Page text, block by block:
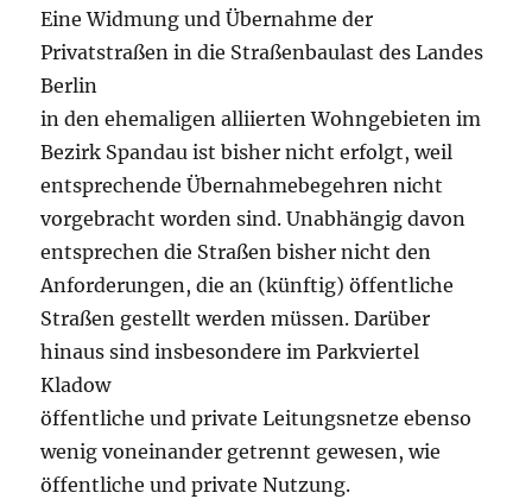
Eine Widmung und Übernahme der
Privatstraßen in die Straßenbaulast des Landes
Berlin
in den ehemaligen alliierten Wohngebieten im
Bezirk Spandau ist bisher nicht erfolgt, weil
entsprechende Übernahmebegehren nicht
vorgebracht worden sind. Unabhängig davon
entsprechen die Straßen bisher nicht den
Anforderungen, die an (künftig) öffentliche
Straßen gestellt werden müssen. Darüber
hinaus sind insbesondere im Parkviertel
Kladow
öffentliche und private Leitungsnetze ebenso
wenig voneinander getrennt gewesen, wie
öffentliche und private Nutzung.